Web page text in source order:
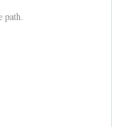
path.